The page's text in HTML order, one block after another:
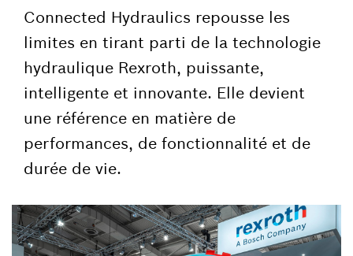
Connected Hydraulics repousse les
limites en tirant parti de la technologie
hydraulique Rexroth, puissante,
intelligente et innovante. Elle devient
une référence en matière de
performances, de fonctionnalité et de
durée de vie.